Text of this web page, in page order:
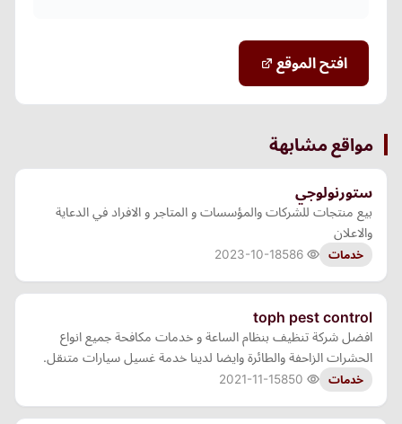
افتح الموقع
مواقع مشابهة
ستورنولوجي
بيع منتجات للشركات والمؤسسات و المتاجر و الافراد في الدعاية
والاعلان
خدمات 2023-10-18
toph pest control
افضل شركة تنظيف بنظام الساعة و خدمات مكافحة جميع انواع
الحشرات الزاحفة والطائرة وايضا لدينا خدمة غسيل سيارات متنقل.
خدمات 2021-11-15